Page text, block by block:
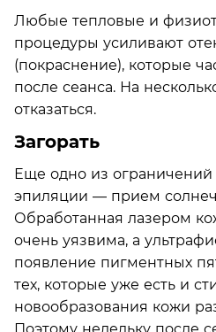
Любые тепловые и
процедуры усиливают
(покраснение), которые
после сеанса. На
отказаться.
Загорать
Еще одно из ограничений
эпиляции — прием
Обработанная лазером
очень уязвима, а
появление пигментных
тех, которые уже есть и
новообразования кожи
Поэтому недельку после